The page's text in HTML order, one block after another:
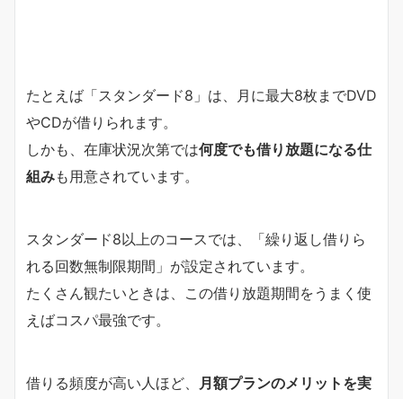
たとえば「スタンダード8」は、月に最大8枚までDVD
やCDが借りられます。
しかも、在庫状況次第では何度でも借り放題になる仕
組みも用意されています。
スタンダード8以上のコースでは、「繰り返し借りら
れる回数無制限期間」が設定されています。
たくさん観たいときは、この借り放題期間をうまく使
えばコスパ最強です。
借りる頻度が高い人ほど、 月額プランのメリットを実